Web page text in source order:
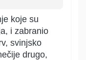
koje su
i zabranio
svinjsko
drugo,